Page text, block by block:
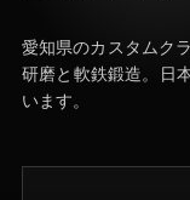
愛知県のカスタムク
研磨と軟鉄鍛造。日
います。